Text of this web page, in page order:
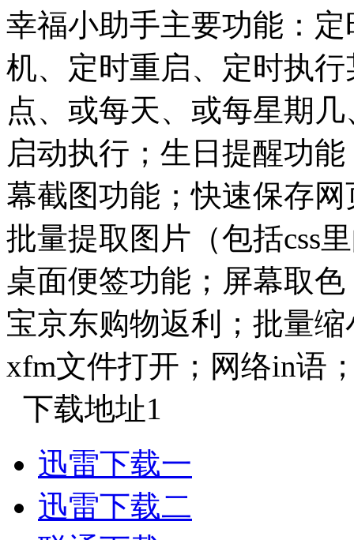
幸福小助手主要功能：
机、定时重启、定时执
点、或每天、或每星期
启动执行；生日提醒功
幕截图功能；快速保存
批量提取图片（包括css
桌面便签功能；屏幕取
宝京东购物返利；批量
xfm文件打开；网络in语
下载地址1
迅雷下载一
迅雷下载二